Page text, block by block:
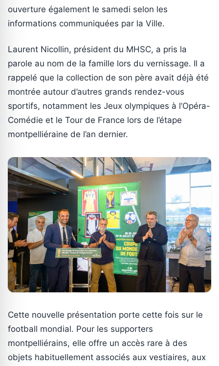
ouverture également le samedi selon les
informations communiquées par la Ville.
Laurent Nicollin, président du MHSC, a pris la
parole au nom de la famille lors du vernissage. Il a
rappelé que la collection de son père avait déjà été
montrée autour d’autres grands rendez-vous
sportifs, notamment les Jeux olympiques à l’Opéra-
Comédie et le Tour de France lors de l’étape
montpelliéraine de l’an dernier.
Cette nouvelle présentation porte cette fois sur le
football mondial. Pour les supporters
montpelliérains, elle offre un accès rare à des
objets habituellement associés aux vestiaires, aux